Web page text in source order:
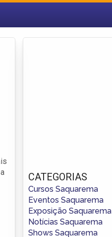
CATEGORIAS
Cursos Saquarema
Eventos Saquarema
Exposição Saquarema
Notícias Saquarema
Shows Saquarema